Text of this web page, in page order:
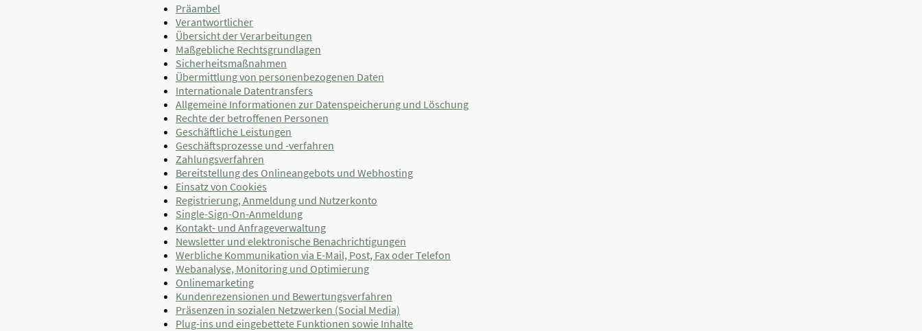
Präambel
Verantwortlicher
Übersicht der Verarbeitungen
Maßgebliche Rechtsgrundlagen
Sicherheitsmaßnahmen
Übermittlung von personenbezogenen Daten
Internationale Datentransfers
Allgemeine Informationen zur Datenspeicherung und Löschung
Rechte der betroffenen Personen
Geschäftliche Leistungen
Geschäftsprozesse und -verfahren
Zahlungsverfahren
Bereitstellung des Onlineangebots und Webhosting
Einsatz von Cookies
Registrierung, Anmeldung und Nutzerkonto
Single-Sign-On-Anmeldung
Kontakt- und Anfrageverwaltung
Newsletter und elektronische Benachrichtigungen
Werbliche Kommunikation via E-Mail, Post, Fax oder Telefon
Webanalyse, Monitoring und Optimierung
Onlinemarketing
Kundenrezensionen und Bewertungsverfahren
Präsenzen in sozialen Netzwerken (Social Media)
Plug-ins und eingebettete Funktionen sowie Inhalte